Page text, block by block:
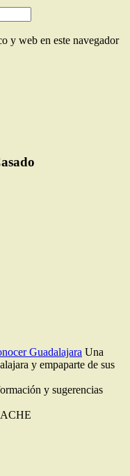
y web en este navegador
Guadalajara Una
y empaparte de sus
y sugerencias